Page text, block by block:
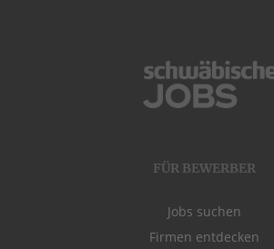
FÜR BEWERBER
Jobs suchen
Firmen entdecken